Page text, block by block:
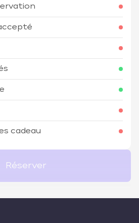
cadeau
Réserver